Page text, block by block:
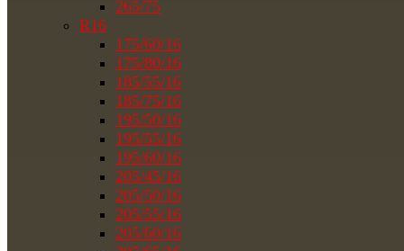
265/75
R16
175/60/16
175/80/16
185/55/16
185/75/16
195/50/16
195/55/16
195/60/16
205/45/16
205/50/16
205/55/16
205/60/16